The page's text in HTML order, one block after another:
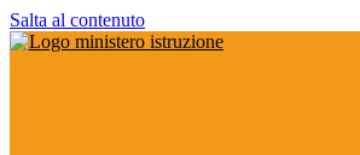
Salta al contenuto